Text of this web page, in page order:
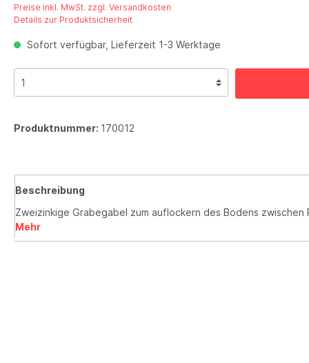
Preise inkl. MwSt. zzgl. Versandkosten
Details zur Produktsicherheit
Sofort verfügbar, Lieferzeit 1-3 Werktage
Produktnummer: 170012
Beschreibung
Zweizinkige Grabegabel zum auflockern des Bodens
Mehr